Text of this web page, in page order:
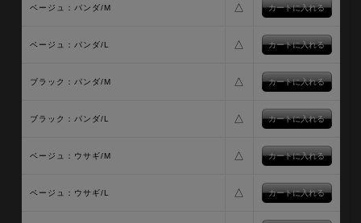
ベージュ：パンダ/M △
ベージュ：パンダ/L △
ブラック：パンダ/M △
ブラック：パンダ/L △
ベージュ：ウサギ/M △
ベージュ：ウサギ/L △